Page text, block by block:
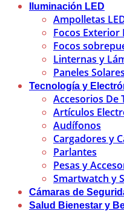
Iluminación LED
Ampolletas
Focos Exterior
Focos
Linternas y
Paneles
Tecnología y
Accesorios De
Artículos
Audífonos
Cargadores y
Parlantes
Pesas y
Smartwatch y
Cámaras de
Salud Bienestar y